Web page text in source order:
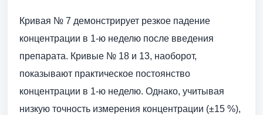
Кривая № 7 демонстрирует резкое падение
концентрации в 1-ю неделю после введения
препарата. Кривые № 18 и 13, наоборот,
показывают практическое постоянство
концентрации в 1-ю неделю. Однако, учитывая
низкую точность измерения концентрации (±15 %),